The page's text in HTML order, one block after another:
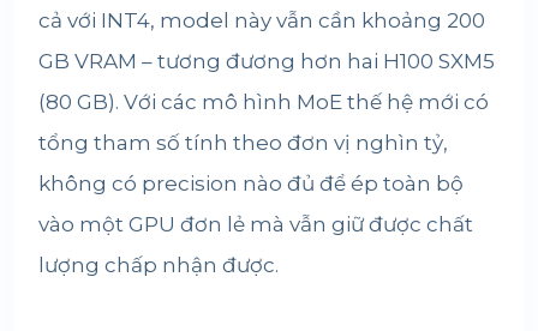
cả với INT4, model này vẫn cần khoảng 200
GB VRAM – tương đương hơn hai H100 SXM5
(80 GB). Với các mô hình MoE thế hệ mới có
tổng tham số tính theo đơn vị nghìn tỷ,
không có precision nào đủ để ép toàn bộ
vào một GPU đơn lẻ mà vẫn giữ được chất
lượng chấp nhận được.